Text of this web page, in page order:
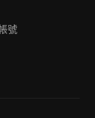
號